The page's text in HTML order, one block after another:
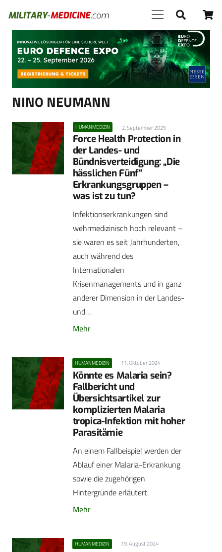
Anzeige
NINO NEUMANN
HUMANMEDIZIN 2. September 2025
Force Health Protection in
der Landes- und
Bündnisverteidigung: „Die
hässlichen Fünf“
Erkrankungsgruppen –
was ist zu tun?
Infektionserkrankungen sind
wehrmedizinisch hoch relevant –
sie waren es seit Jahrhunderten,
auch während des
Internationalen
Krisenmanagements und in ganz
anderer Dimension in der Landes-
und…
Mehr
HUMANMEDIZIN 11. Oktober 2024
Könnte es Malaria sein?
Fallbericht und
Übersichtsartikel zur
komplizierten Malaria
tropica-Infektion mit hoher
Parasitämie
An einem Fallbeispiel werden der
Ablauf einer Malaria-Erkrankung
sowie die zugehörigen
Hintergründe erläutert.
Mehr
HUMANMEDIZIN 19. August 2024